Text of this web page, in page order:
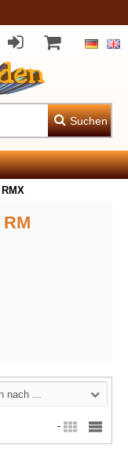
Suchen
nach ...